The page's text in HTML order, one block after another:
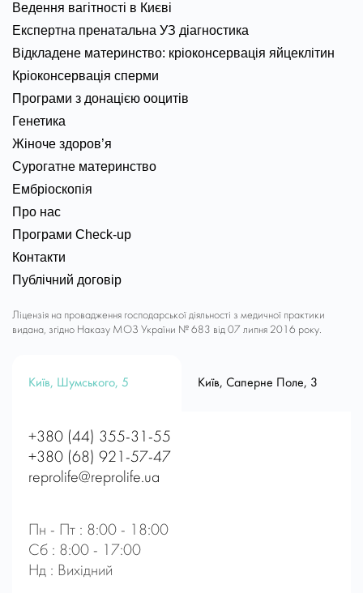
Ведення вагітності в Києві
Експертна пренатальна УЗ діагностика
Відкладене материнство: кріоконсервація яйцеклітин
Кріоконсервація сперми
Програми з донацією ооцитів
Генетика
Жіноче здоров’я
Сурогатне материнство
Ембріоскопія
Про нас
Програми Check-up
Контакти
Публічний договір
Ліцензія на провадження господарської діяльності з медичної практики
видана, згідно Наказу МОЗ України № 683 від 07 липня 2016 року.
Київ, Шумського, 5 Київ, Саперне Поле, 3
+380 (44) 355-31-55
+380 (68) 921-57-47
reprolife@reprolife.ua
Пн - Пт : 8:00 - 18:00
Сб : 8:00 - 17:00
Нд : Вихідний